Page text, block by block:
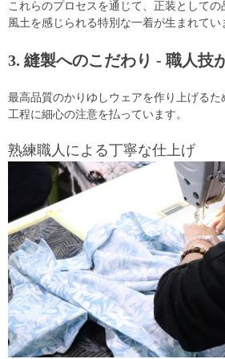
これらのプロセスを通じて、正装として
風土を感じられる特別な一着が生まれてい
3. 縫製へのこだわり - 職人技
最高品質のかりゆしウェアを作り上げる
工程に細心の注意を払っています。
熟練職人による丁寧な仕上げ